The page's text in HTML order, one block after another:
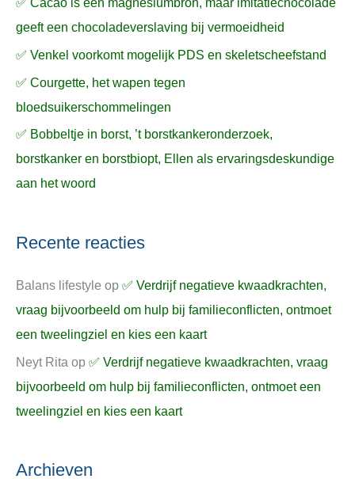
geeft een chocoladeverslaving bij vermoeidheid
✅ Venkel voorkomt mogelijk PDS en skeletscheefstand
✅ Courgette, het wapen tegen
bloedsuikerschommelingen
✅ Bobbeltje in borst, ’t borstkankeronderzoek,
borstkanker en borstbiopt, Ellen als ervaringsdeskundige
aan het woord
Recente reacties
Balans lifestyle op ✅ Verdrijf negatieve kwaadkrachten,
vraag bijvoorbeeld om hulp bij familieconflicten, ontmoet
een tweelingziel en kies een kaart
Neyt Rita op ✅ Verdrijf negatieve kwaadkrachten, vraag
bijvoorbeeld om hulp bij familieconflicten, ontmoet een
tweelingziel en kies een kaart
Archieven